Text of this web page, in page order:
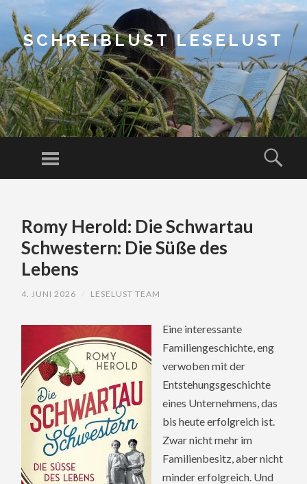
SCHREIBLUST LESELUST
Menu
CONTENTRomy Herold: Die Schwartau
Schwestern: Die Süße des
Lebens
4. JUNI 2026 LESELUST TEAM
Eine interessante
Familiengeschichte, eng
verwoben mit der
Entstehungsgeschichte
eines Unternehmens, das
bis heute erfolgreich ist.
Zwar nicht mehr im
Familienbesitz, aber nicht
minder erfolgreich. Und